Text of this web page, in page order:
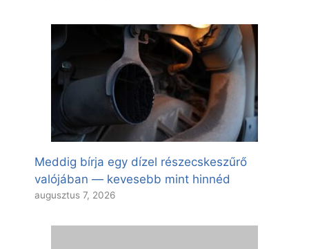
Meddig bírja egy dízel részecskeszűrő
valójában — kevesebb mint hinnéd
augusztus 7, 2026